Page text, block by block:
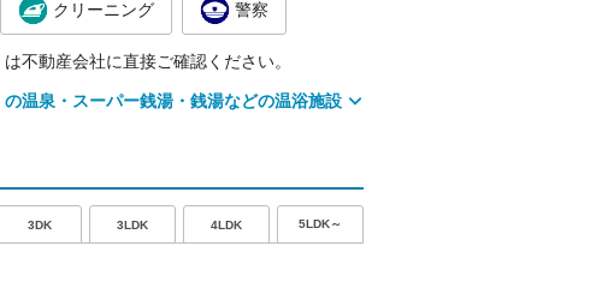
クリーニング 警察
不動産会社に直接ご確認ください。
の温泉・スーパー銭湯・銭湯などの温浴施設
3DK 3LDK 4LDK 5LDK～